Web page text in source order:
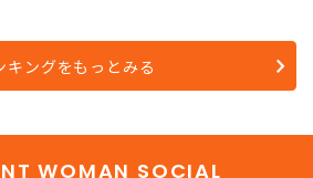
キングをもっとみる
WOMAN SOCIAL